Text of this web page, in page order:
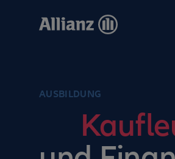
AUSBILDUNG